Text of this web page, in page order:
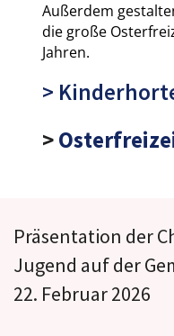
Außerdem
die große
Jahren.
>
>
Präsentation der
Jugend auf der
22. Februar 2026